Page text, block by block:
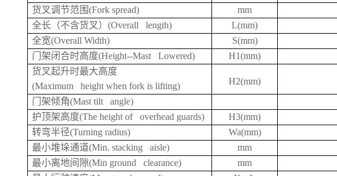
货叉调节范围(Fork spread)
mm
全长（不含货叉）(Overall length)
L(mm)
全宽(Overall Width)
S(mm)
门架闭合时高度(Height--Mast Lowered)
H1(mm)
货叉起升时最大高度
(Maximum height when fork is lifting)
H2(mm)
门架倾角(Mast tilt angle)
护顶架高度(The height of overhead guards)
H3(mm)
转弯半径(Turning radius)
Wa(mm)
最小堆垛通道(Min. stacking aisle)
mm
最小离地间隙(Min ground clearance)
mm